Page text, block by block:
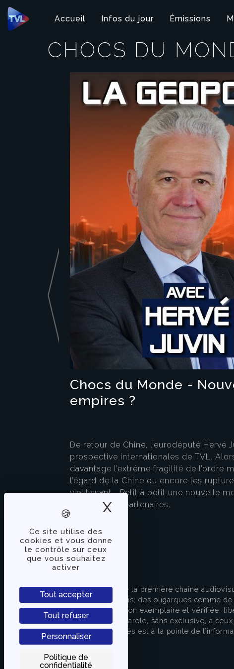
Panneau de gestion des cookies
Ce site utilise des
cookies et vous donne
le contrôle sur ceux
que vous souhaitez
activer
Tout accepter
Tout refuser
Personnaliser
Politique de
confidentialité
X Masquer le
Accueil Infos du jour Émissions
CHOCS DU
Chocs du Monde -
empires ?
De retour de Chine, l’eurodéputé Hervé
prospective internationales de TVL.
davantage l’extrême fragilité de
l’égard de la Chine ou encore les
vieillissant... Petit à petit une nouvelle
de nouveaux partenaires.
TVLibertés représente la première chaîne
indépendante des partis, des oligarques comme
apporter une information exemplaire et vérifiée,
s’attache à donner la parole, sans exclusive, à
européenne. TVLibertés est à la pointe de